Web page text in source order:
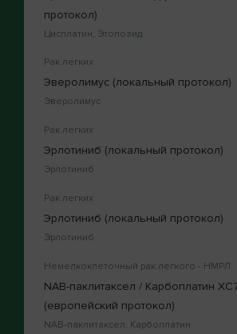
протокол)
Цисплатин, Этопозид
Рак легких
Эверолимус (локальный протокол)
Эверолимус
Рак легких
Эрлотиниб (локальный протокол)
Эрлотиниб
Рак легких
Эрлотиниб (локальный протокол)
Эрлотиниб
Немелкоклеточный рак легкого - НМРЛ
NAB-паклитаксел / Карбоплатин
(европейский протокол)
NAB-паклитаксел, Карбоплатин